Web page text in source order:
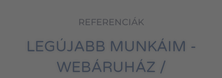
REFERENCIÁK
LEGÚJABB MUNKÁIM -
WEBÁRUHÁZ /